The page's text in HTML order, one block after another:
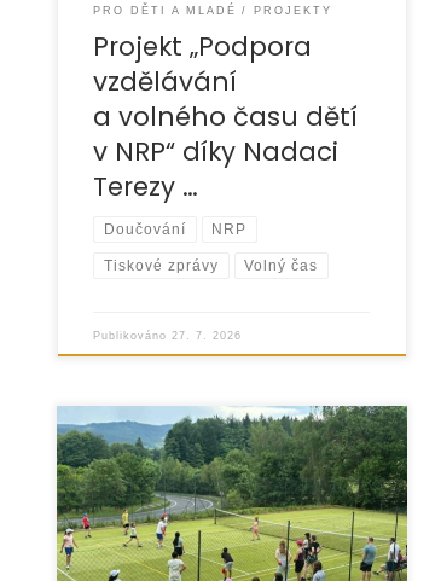
PRO DĚTI A MLADÉ
PROJEKTY
Projekt „Podpora
vzdělávání
a volného času dětí
v NRP“ díky Nadaci
Terezy …
Doučování NRP
Tiskové zprávy Volný čas
Publikováno27. 7. 2026
Ve dnech 19. – 21. 6. 2026 jsme
realizovali víkendový vzdělávací
pobyt pro pěstouny z oblasti
Jesenicka a to tradičně na Hotelu
Stará Pošta